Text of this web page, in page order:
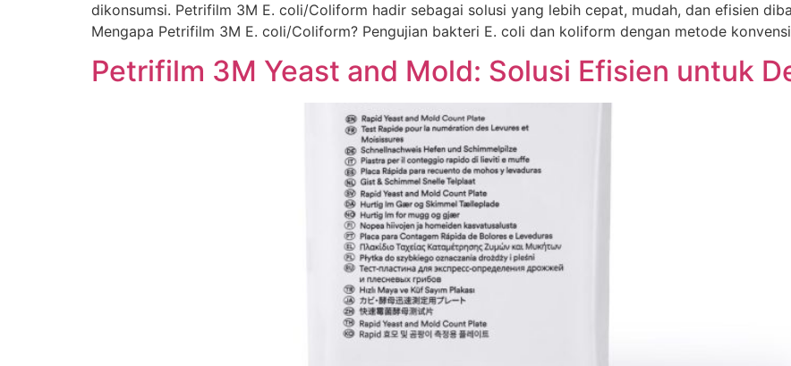
dikonsumsi. Petrifilm 3M E. coli/Coliform hadir sebagai solusi yang lebih cepat, mudah, dan efisien
Mengapa Petrifilm 3M E. coli/Coliform? Pengujian bakteri E. coli dan koliform dengan metode
Petrifilm 3M Yeast and Mold: Solusi Efisien untuk